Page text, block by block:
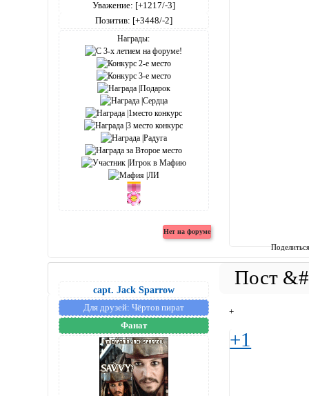
Уважение: [+1217/-3]
Позитив: [+3448/-2]
Награды:
capt. Jack Sparrow
Для друзей: Чёртов пират
Фанат
+
+1